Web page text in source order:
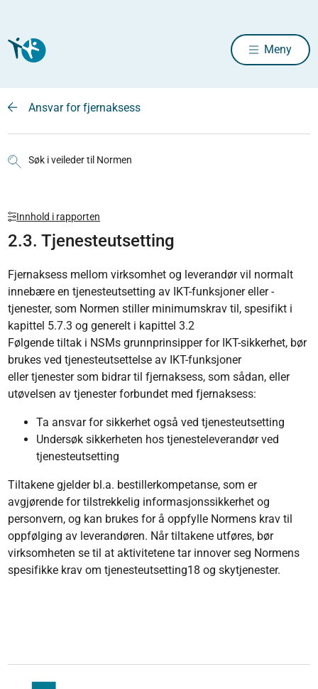
Meny
Ansvar for fjernaksess
Søk i veileder til Normen
Innhold i rapporten
2.3. Tjenesteutsetting
Fjernaksess mellom virksomhet og leverandør vil normalt
innebære en tjenesteutsetting av IKT-funksjoner eller -
tjenester, som Normen stiller minimumskrav til, spesifikt i
kapittel 5.7.3 og generelt i kapittel 3.2
Følgende tiltak i NSMs grunnprinsipper for IKT-sikkerhet, bør
brukes ved tjenesteutsettelse av IKT-funksjoner
eller tjenester som bidrar til fjernaksess, som sådan, eller
utøvelsen av tjenester forbundet med fjernaksess:
Ta ansvar for sikkerhet også ved tjenesteutsetting
Undersøk sikkerheten hos tjenesteleverandør ved
tjenesteutsetting
Tiltakene gjelder bl.a. bestillerkompetanse, som er
avgjørende for tilstrekkelig informasjonssikkerhet og
personvern, og kan brukes for å oppfylle Normens krav til
oppfølging av leverandøren. Når tiltakene utføres, bør
virksomheten se til at aktivitetene tar innover seg Normens
spesifikke krav om tjenesteutsetting18 og skytjenester.